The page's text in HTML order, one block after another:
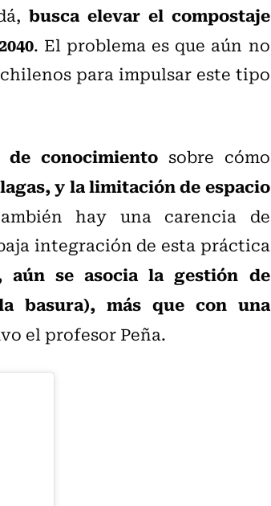
busca elevar el compostaje
. El problema es que aún no
para impulsar este tipo
conocimientosobre cómo
y la limitación de espacio
hay una carencia de
integración de esta práctica
aún se asocia la gestión de
basura), más que con una
el profesor Peña.